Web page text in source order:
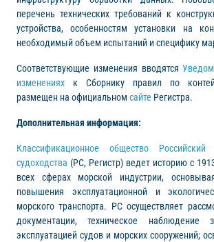
перечень технических требований к
устройства, особенностям установки на
необходимый объем испытаний и специфику
Соответствующие изменения вводятся
изменениях к Сборнику правил по
размещен на официальном сайте Регистра.
Дополнительная информация:
Классификационное общество
судоходства (РС, Регистр) ведет историю с
всех сферах морской индустрии,
повышения эксплуатационной и
морского транспорта. РС осуществляет
документации, техническое наблюдение
эксплуатацией судов и морских сооружений;